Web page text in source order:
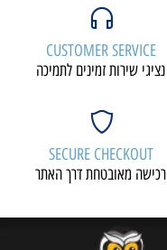
CUSTOMER SERVICE
נציגי שירות זמינים לתמיכה
SECURE CHECKOUT
רכישה מאובטחת דרך האתר